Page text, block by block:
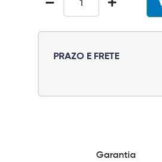
PRAZO E FRETE
Garantia